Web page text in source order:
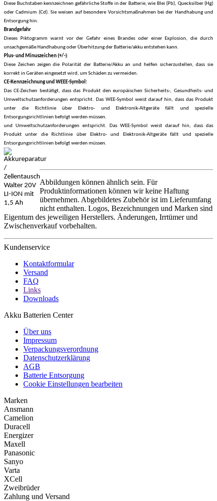
Diese Buchstaben kennzeichnen gefährliche Stoffe in der Batterie, wie Blei (Pb), Quecksilber (Hg)
oder Cadmium (Cd). Sie weisen auf besondere Vorsichtsmaßnahmen bei der Handhabung und
Entsorgung hin.
Brandgefahr
Dieses Piktogramm warnt vor der Gefahr eines Brandes oder einer Explosion, die durch
unsachgemäße Handhabung oder Überhitzung der Batterie/akku entstehen kann.
Plus- und Minuszeichen (+/-):
Diese Zeichen zeigen die Polarität der Batterie/Akku an und helfen sicherzustellen, dass sie
korrekt in Geräten eingesetzt wird, um Schäden zu vermeiden.
CE-Kennzeichnungund WEEE-Symbol:
Das CE-Zeichen bestätigt, dass das Produkt den europäischen Sicherheits-, Gesundheits- und
Umweltschutzanforderungen entspricht. Das WEE-Symbol weist darauf hin, dass das Produkt
unter die Richtlinie über Elektro- und Elektronik-Altgeräte fällt und spezielle
Entsorgungsrichtlinien befolgt werden müssen.
und Umweltschutzanforderungen entspricht. Das WEE-Symbol weist darauf hin, dass das
Produkt unter die Richtlinie über Elektro- und Elektronik-Altgeräte fällt und spezielle
Entsorgungsrichtlinien befolgt werden müssen.
Abbildungen können ähnlich sein. Für
Produktinformationen können wir keine Haftung
übernehmen. Abgebildetes Zubehör ist im Lieferumfang
nicht enthalten. Logos, Bezeichnungen und Marken sind
Eigentum des jeweiligen Herstellers. Änderungen, Irrtümer und
Zwischenverkauf vorbehalten.
Kundenservice
Kontaktformular
Versand
FAQ
Links
Downloads
Akku Batterien Center
Über uns
Impressum
Verpackungsverordnung
Datenschutzerklärung
AGB
Batterie Entsorgung
Cookie Einstellungen bearbeiten
Marken
Ansmann
Camelion
Duracell
Energizer
Maxell
Panasonic
Sanyo
Varta
XCell
Zweibrüder
Zahlung und Versand